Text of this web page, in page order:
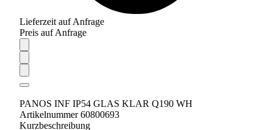
Lieferzeit auf Anfrage
Preis auf Anfrage
PANOS INF IP54 GLAS KLAR Q190 WH
Artikelnummer 60800693
Kurzbeschreibung